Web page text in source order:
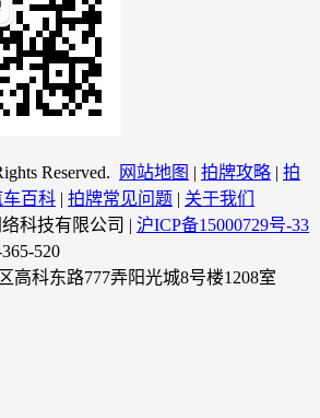
Reserved. 网站地图 | 拍牌攻略 | 拍
车百科 | 拍牌常见问题 | 关于我们
科技有限公司 | 沪ICP备15000729号-33
520
高科东路777弄阳光城8号楼1208室